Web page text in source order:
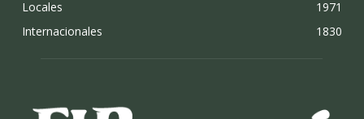
Locales
1971
Internacionales
1830